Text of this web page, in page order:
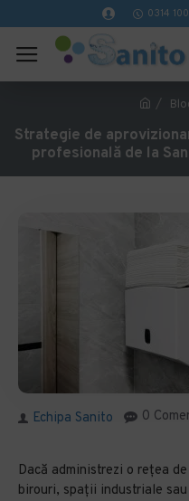
0314 100
Strategie de
profesională de la
Echipa Sanito 0
Dacă administrezi o rețea
birouri, spații industriale